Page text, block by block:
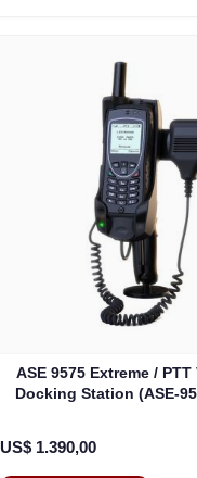
ASE 9575 Extreme /
Docking Station (ASE-
US$ 1.390,00